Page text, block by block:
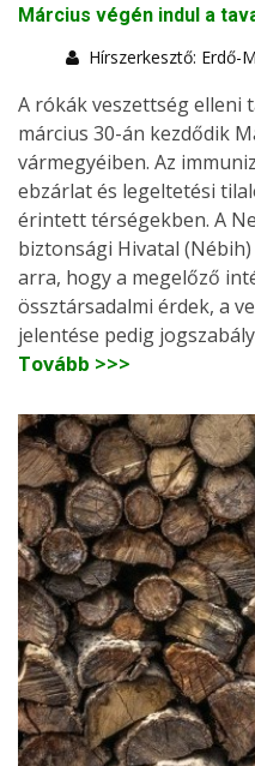
Március végén indul a
Hírszerkesztő: Erdő-
A rókák veszettség elleni
március 30-án kezdődik
vármegyéiben. Az
ebzárlat és legeltetési
érintett térségekben. A
biztonsági Hivatal
arra, hogy a megelőző
össztársadalmi érdek, a
jelentése pedig
Tovább >>>